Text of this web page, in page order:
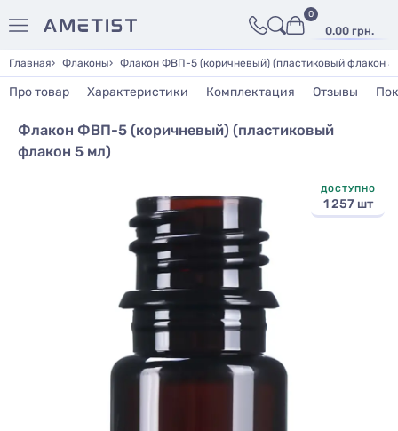
0.00 грн.
0
Главная Флаконы Флакон ФВП-5 (коричневый) (пластиковый флакон 5
Про товар Характеристики Комплектация Отзывы
Флакон ФВП-5 (коричневый) (пластиковый
флакон 5 мл)
ДОСТУПНО
1 257 шт